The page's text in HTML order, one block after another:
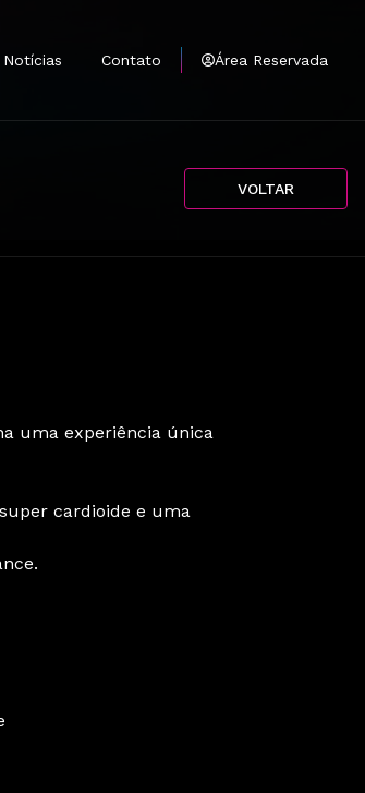
Notícias Contato Área Reservada
VOLTAR
uma experiência única
cardioide e uma